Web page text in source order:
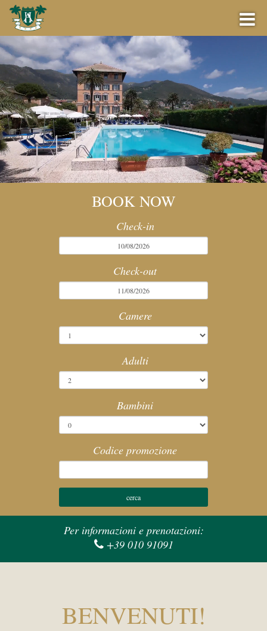
PRENOTA ORA
PERCHÉ PRENOTARE DA NOI
OFFERTE
LOUNGE BAR
EVENTI
SPA
MEETING
SERVIZI
POLITICHE HOTEL
ATTIVITÀ
WEBCAM
BOOK NOW
Check-in
Check-out
Camere
Adulti
Bambini
Codice promozione
Per informazioni e prenotazioni:
+39 010 91091
BENVENUTI!